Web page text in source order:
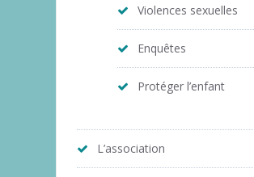
Violences sexuelles
Enquêtes
Protéger l’enfant
L’association